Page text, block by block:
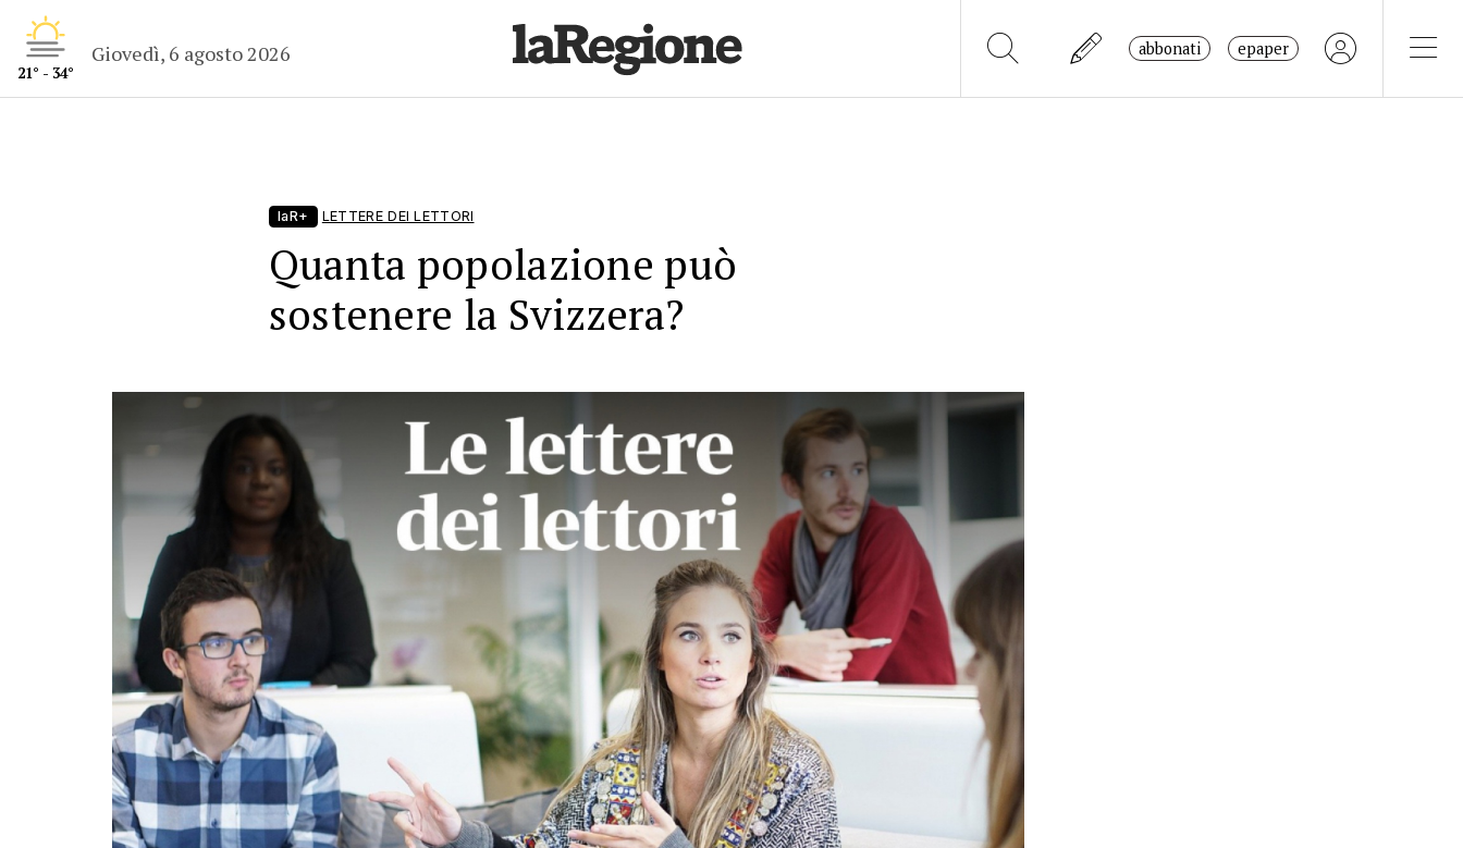
21° - 34°
Giovedì, 6 agosto 2026 abbonati epaper
laR+ LETTERE DEI LETTORI
Quanta popolazione può
sostenere la Svizzera?